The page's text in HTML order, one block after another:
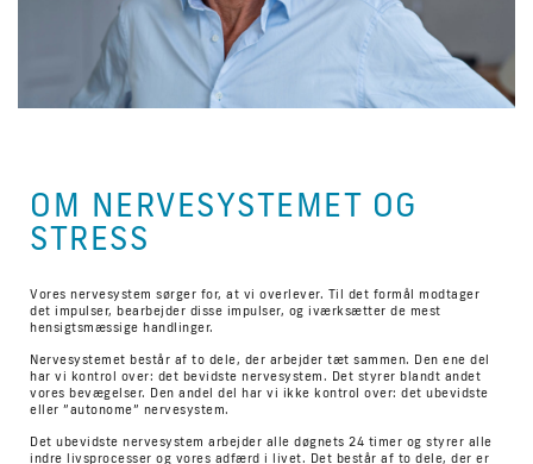
OM NERVESYSTEMET OG
STRESS
Vores nervesystem sørger for, at vi overlever. Til det formål modtager
det impulser, bearbejder disse impulser, og iværksætter de mest
hensigtsmæssige handlinger.
Nervesystemet består af to dele, der arbejder tæt sammen. Den ene del
har vi kontrol over: det bevidste nervesystem. Det styrer blandt andet
vores bevægelser. Den andel del har vi ikke kontrol over: det ubevidste
eller ”autonome” nervesystem.
Det ubevidste nervesystem arbejder alle døgnets 24 timer og styrer alle
indre livsprocesser og vores adfærd i livet. Det består af to dele, der er